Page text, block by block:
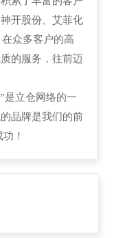
开股份、艾菲化
众多客户的高
的服务，往前迈
是立仓网络的一
品牌是我们的前
！